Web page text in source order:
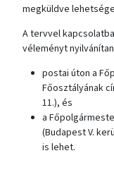
megküldve
A tervvel
véleményt
postai úton a
Főosztályának
11.), és
a
(Budapest V.
is lehet.